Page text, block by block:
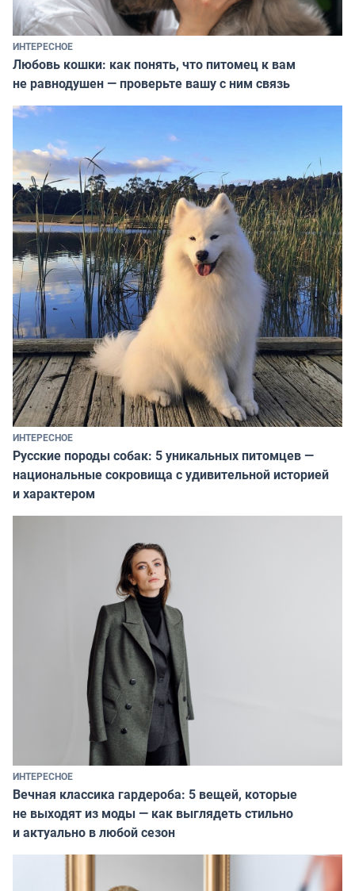
ИНТЕРЕСНОЕ
Любовь кошки: как понять, что питомец к вам
не равнодушен — проверьте вашу с ним связь
ИНТЕРЕСНОЕ
Русские породы собак: 5 уникальных питомцев —
национальные сокровища с удивительной историей
и характером
ИНТЕРЕСНОЕ
Вечная классика гардероба: 5 вещей, которые
не выходят из моды — как выглядеть стильно
и актуально в любой сезон